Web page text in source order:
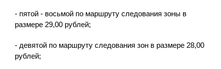
- пятой - восьмой по маршруту следования зоны в
размере 29,00 рублей;
- девятой по маршруту следования зон в размере 28,00
рублей;